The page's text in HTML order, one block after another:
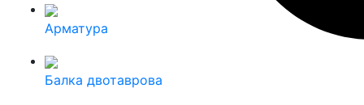
Арматура
Балка двотаврова